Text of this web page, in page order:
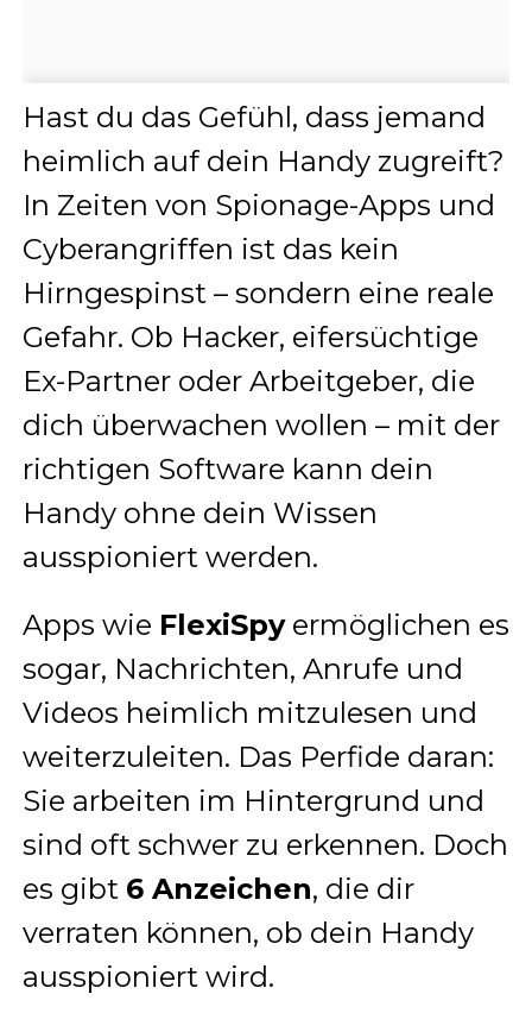
Hast du das Gefühl, dass jemand
heimlich auf dein Handy zugreift?
In Zeiten von Spionage-Apps und
Cyberangriffen ist das kein
Hirngespinst – sondern eine reale
Gefahr. Ob Hacker, eifersüchtige
Ex-Partner oder Arbeitgeber, die
dich überwachen wollen – mit der
richtigen Software kann dein
Handy ohne dein Wissen
ausspioniert werden.
Apps wie FlexiSpyermöglichen es
sogar, Nachrichten, Anrufe und
Videos heimlich mitzulesen und
weiterzuleiten. Das Perfide daran:
Sie arbeiten im Hintergrund und
sind oft schwer zu erkennen. Doch
es gibt 6 Anzeichen, die dir
verraten können, ob dein Handy
ausspioniert wird.